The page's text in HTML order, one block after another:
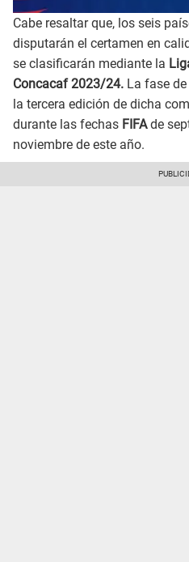
Cabe resaltar que, los seis
disputarán el certamen en
se clasificarán mediante la
Concacaf 2023/24. La fase
la tercera edición de dicha
durante las fechas FIFAde
noviembre de este año.